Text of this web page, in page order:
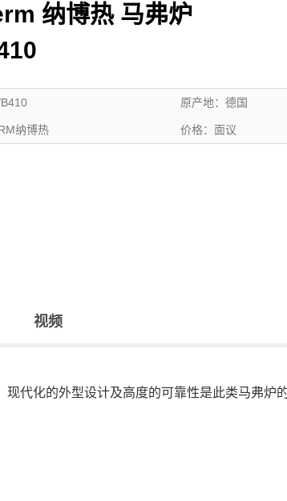
纳博热 马弗炉
原产地： 德国
纳博热 价格： 面议
视频
代化的外型设计及高度的可靠性是此类马弗炉